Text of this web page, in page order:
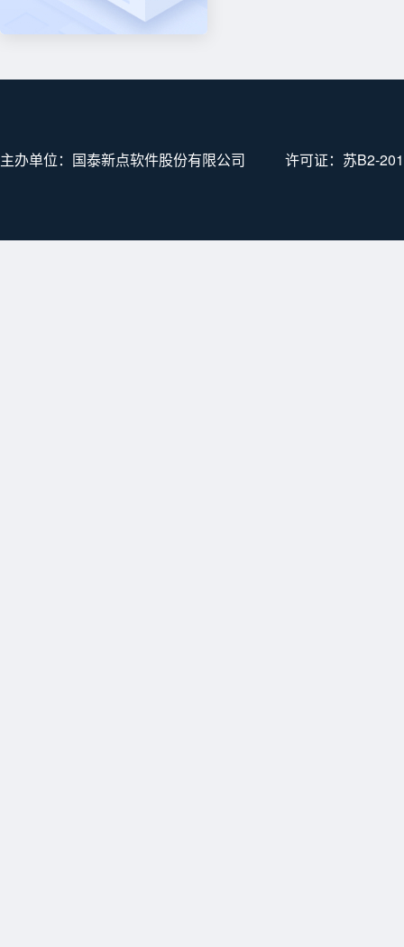
主办单位：国泰新点软件股份有限公司 许可证： 苏B2-